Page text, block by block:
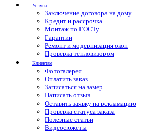
Услуги
Заключение договора на дому
Кредит и рассрочка
Монтаж по ГОСТу
Гарантии
Ремонт и модернизация окон
Проверка тепловизором
Клиентам
Фотогалерея
Оплатить заказ
Записаться на замер
Написать отзыв
Оставить заявку на рекламацию
Проверка статуса заказа
Полезные статьи
Видеосюжеты